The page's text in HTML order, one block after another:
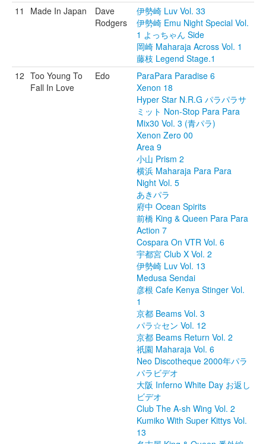
11
Made In Japan
Dave
Rodgers
伊勢崎 Luv Vol. 33
伊勢崎 Emu Night Special Vol.
1 よっちゃん Side
岡崎 Maharaja Across Vol. 1
藤枝 Legend Stage.1
12 Too Young To
Fall In Love
Edo
ParaPara Paradise 6
Xenon 18
Hyper Star N.R.G パラパラサ
ミット Non-Stop Para Para
Mix30 Vol. 3 (青パラ)
Xenon Zero 00
Area 9
小山 Prism 2
横浜 Maharaja Para Para
Night Vol. 5
あきパラ
府中 Ocean Spirits
前橋 King & Queen Para Para
Action 7
Cospara On VTR Vol. 6
宇都宮 Club X Vol. 2
伊勢崎 Luv Vol. 13
Medusa Sendai
彦根 Cafe Kenya Stinger Vol.
1
京都 Beams Vol. 3
パラ☆セン Vol. 12
京都 Beams Return Vol. 2
祇園 Maharaja Vol. 6
Neo Discotheque 2000年パラ
パラビデオ
大阪 Inferno White Day お返し
ビデオ
Club The A-sh Wing Vol. 2
Kumiko With Super Kittys Vol.
13